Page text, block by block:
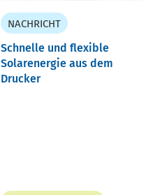
NACHRICHT
Schnelle und flexible
Solarenergie aus dem
Drucker